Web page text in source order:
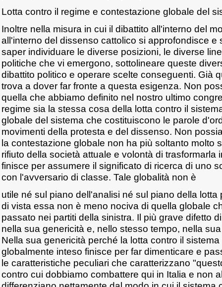
Lotta contro il regime e contestazione globale del
Inoltre nella misura in cui il dibattito all'interno del
all'interno del dissenso cattolico si approfondisce e
saper individuare le diverse posizioni, le diverse
politiche che vi emergono, sottolineare queste
dibattito politico e operare scelte conseguenti. Già
trova a dover far fronte a questa esigenza. Non
quella che abbiamo definito nel nostro ultimo
regime sia la stessa cosa della lotta contro il
globale del sistema che costituiscono le parole
movimenti della protesta e del dissenso. Non
la contestazione globale non ha più soltanto molto
rifiuto della società attuale e volontà di trasformarla
finisce per assumere il significato di ricerca di uno
con l'avversario di classe. Tale globalità non è
utile né sul piano dell'analisi né sul piano della lotta
di vista essa non è meno nociva di quella globale
passato nei partiti della sinistra. Il più grave difetto
nella sua genericità e, nello stesso tempo, nella
Nella sua genericità perché la lotta contro il
globalmente inteso finisce per far dimenticare e
le caratteristiche peculiari che caratterizzano
contro cui dobbiamo combattere qui in Italia e non